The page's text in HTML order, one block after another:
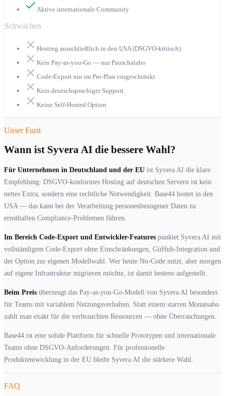
Aktive internationale Community
Schwächen
Hosting ausschließlich in den USA (DSGVO-kritisch)
Kein Pay-as-you-Go — nur Pauschalabo
Code-Export nur im Pro-Plan eingeschränkt
Kein deutschsprachiger Support
Keine Self-Hosted Option
Unser Fazit
Wann ist Syvera AI die bessere Wahl?
Für Unternehmen in Deutschland und der EU ist Syvera AI die klare
Empfehlung: DSGVO-konformes Hosting auf deutschen Servern ist kein
nettes Extra, sondern eine rechtliche Notwendigkeit. Base44 hostet in den
USA — das kann bei der Verarbeitung personenbezogener Daten zu
ernsthaften Compliance-Problemen führen.
Im Bereich Code-Export und Entwickler-Features punktet Syvera AI mit
vollständigem Code-Export ohne Einschränkungen, GitHub-Integration und
der Option zur eigenen Modellwahl. Wer heute No-Code nutzt, aber morgen
auf eigene Infrastruktur migrieren möchte, ist damit bestens aufgestellt.
Beim Preis überzeugt das Pay-as-you-Go-Modell von Syvera AI besonders
für Teams mit variablem Nutzungsverhalten. Statt einem starren Monatsabo
zahlt man exakt für die verbrauchten Ressourcen — ohne Überraschungen.
Base44 ist eine solide Plattform für schnelle Prototypen und internationale
Teams ohne DSGVO-Anforderungen. Für professionelle
Produktentwicklung in der EU bleibt Syvera AI die stärkere Wahl.
FAQ